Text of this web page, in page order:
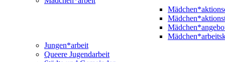
Jungen*arbeit
Queere Jugendarbeit